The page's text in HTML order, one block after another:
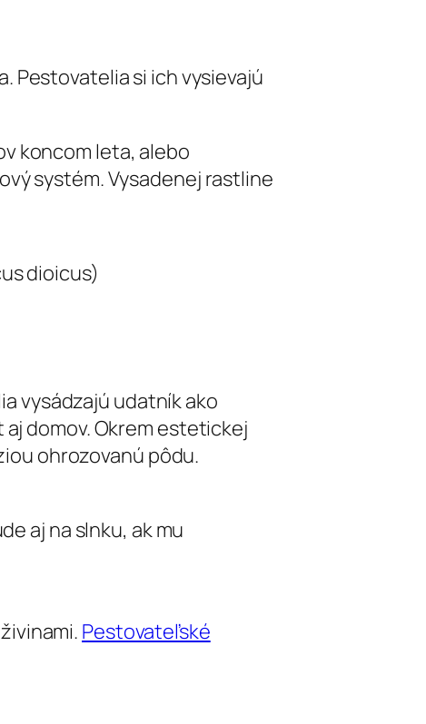
Pestovatelia si ich vysievajú
koncom leta, alebo
systém. Vysadenej rastline
vysádzajú udatník ako
domov. Okrem estetickej
ohrozovanú pôdu.
aj na slnku, ak mu
Pestovateľské